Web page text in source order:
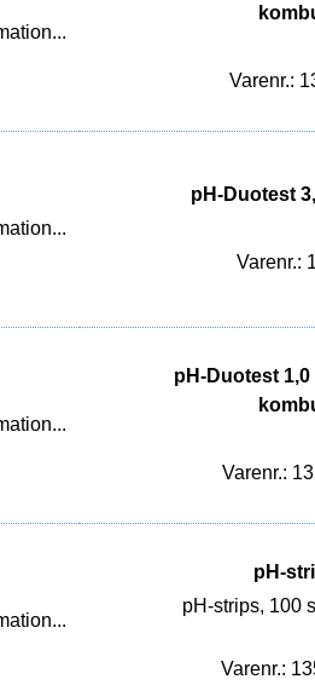
Varenr.:
pH-Duotest
Varenr.:
pH-Duotest
Varenr.:
pH-
pH-strips, 100
Varenr.: